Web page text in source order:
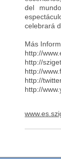
del
celebrará
Más
http://
http://
http://
http://
http://